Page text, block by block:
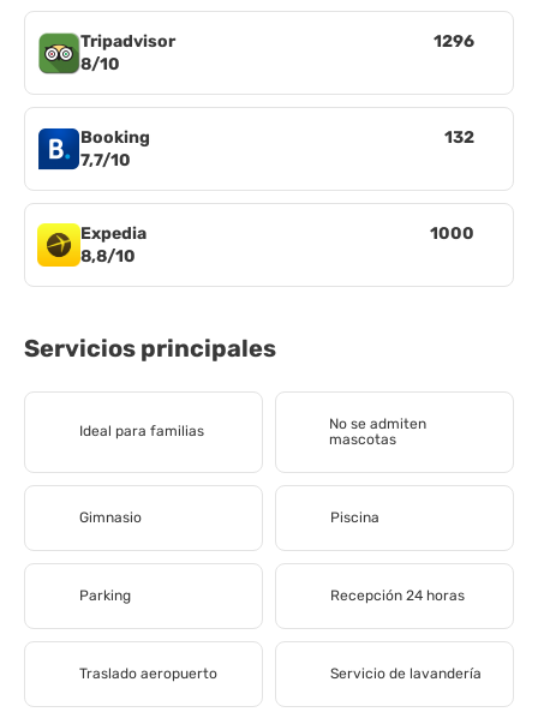
Tripadvisor
8/10
1296
Booking
7,7/10
132
Expedia
8,8/10
1000
Servicios principales
Ideal para familias
No se admiten
mascotas
Gimnasio Piscina
Parking Recepción 24 horas
Traslado aeropuerto Servicio de lavandería